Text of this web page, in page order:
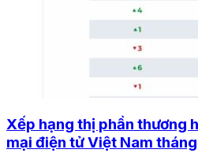
Xếp hạng thị phần thương
mại điện tử Việt Nam